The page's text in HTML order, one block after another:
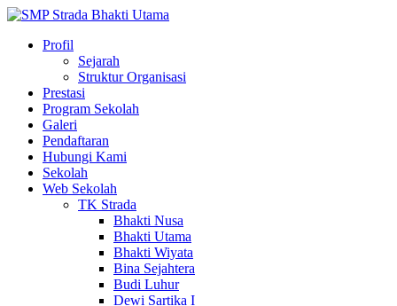
Profil
Sejarah
Struktur Organisasi
Prestasi
Program Sekolah
Galeri
Pendaftaran
Hubungi Kami
Sekolah
Web Sekolah
TK Strada
Bhakti Nusa
Bhakti Utama
Bhakti Wiyata
Bina Sejahtera
Budi Luhur
Dewi Sartika I